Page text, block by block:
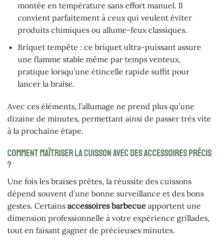
montée en température sans effort manuel. Il
convient parfaitement à ceux qui veulent éviter
produits chimiques ou allume-feux classiques.
Briquet tempête : ce briquet ultra-puissant assure
une flamme stable même par temps venteux,
pratique lorsqu’une étincelle rapide suffit pour
lancer la braise.
Avec ces éléments, l’allumage ne prend plus qu’une
dizaine de minutes, permettant ainsi de passer très vite
à la prochaine étape.
Comment maîtriser la cuisson avec des accessoires précis
?
Une fois les braises prêtes, la réussite des cuissons
dépend souvent d’une bonne surveillance et des bons
gestes. Certains accessoires barbecue apportent une
dimension professionnelle à votre expérience grillades,
tout en faisant gagner de précieuses minutes.